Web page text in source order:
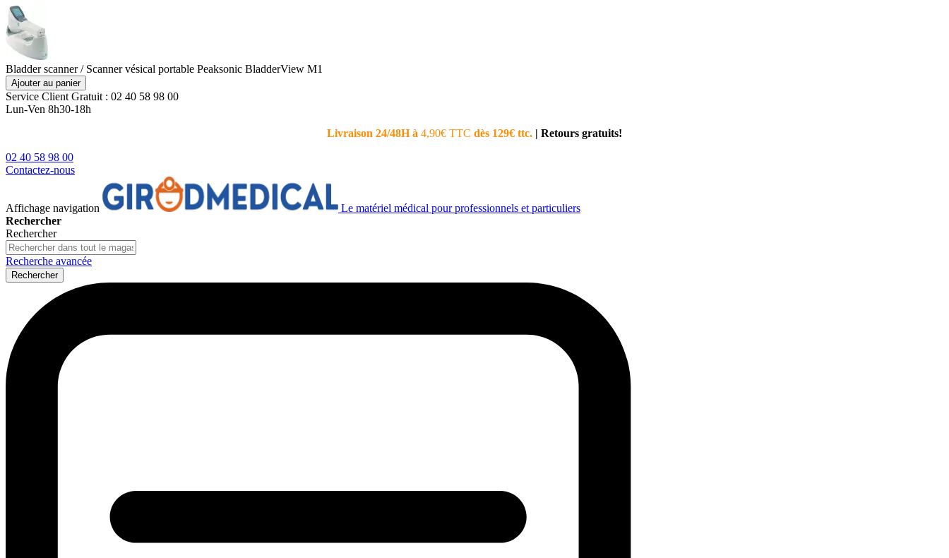
Bladder scanner / Scanner vésical portable Peaksonic BladderView M1
Ajouter au panier
Service Client Gratuit : 02 40 58 98 00
Lun-Ven 8h30-18h
Livraison 24/48H à 4,90€ TTC dès 129€ ttc. | Retours gratuits!
02 40 58 98 00
Contactez-nous
Affichage navigation
Le matériel médical pour professionnels et particuliers
Rechercher
Rechercher
Recherche avancée
Rechercher